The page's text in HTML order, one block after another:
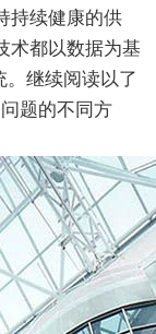
持续健康的供
术都以数据为基
继续阅读以了
题的不同方